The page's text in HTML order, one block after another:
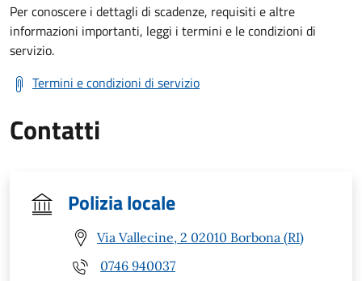
Per conoscere i dettagli di scadenze, requisiti e altre
informazioni importanti, leggi i termini e le condizioni di
servizio.
Termini e condizioni di servizio
Contatti
Polizia locale
Via Vallecine, 2 02010 Borbona (RI)
0746 940037